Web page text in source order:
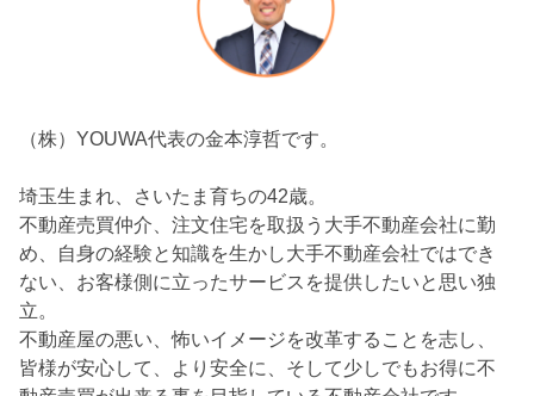
（株）YOUWA代表の金本淳哲です。
埼玉生まれ、さいたま育ちの42歳。
不動産売買仲介、注文住宅を取扱う大手不動産会社に勤
め、自身の経験と知識を生かし大手不動産会社ではでき
ない、お客様側に立ったサービスを提供したいと思い独
立。
不動産屋の悪い、怖いイメージを改革することを志し、
皆様が安心して、より安全に、そして少しでもお得に不